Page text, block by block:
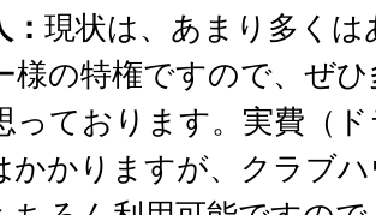
現状は、あまり多くは
様の特権ですので、ぜ
っております。実費（
かかりますが、クラブ